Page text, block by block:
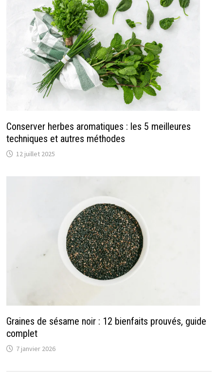
Conserver herbes aromatiques : les 5 meilleures
techniques et autres méthodes
12 juillet 2025
Graines de sésame noir : 12 bienfaits prouvés, guide
complet
7 janvier 2026